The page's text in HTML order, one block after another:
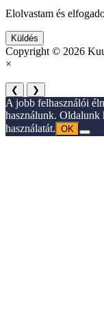
Elolvastam és
Küldés
Copyright © 2026
×
❮ ❯
A jobb felhasználói
használunk. Oldalunk
használatát. OK